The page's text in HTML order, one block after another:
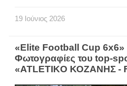
19 Ιούνιος 2026
«Elite Football Cup 6x6»
Φωτογραφίες του top-
«ATLETIKO ΚΟΖΑΝΗΣ -